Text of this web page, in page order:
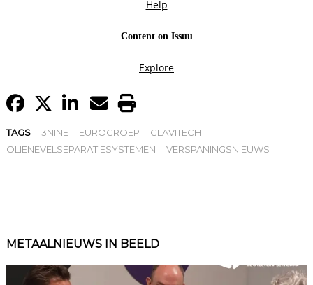
TAGS 3NINE EUROGROEP
GLAVITECH
OLIENEVELSEPARATIESYSTEMEN
VERSPANINGSNIEUWS
METAALNIEUWS IN BEELD